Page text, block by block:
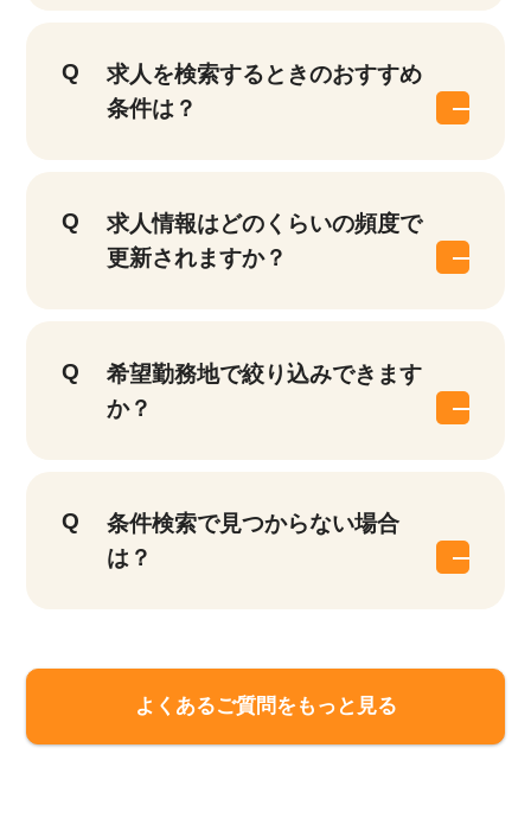
求人を検索するときのおすすめ
条件は？
求人情報はどのくらいの頻度で
更新されますか？
希望勤務地で絞り込みできます
か？
条件検索で見つからない場合
は？
よくあるご質問をもっと見る